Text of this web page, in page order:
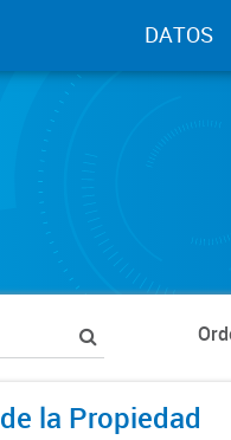
DATOS
la Propiedad